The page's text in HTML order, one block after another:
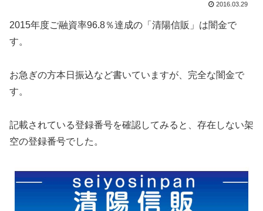
2016.03.29
2015年度ご融資率96.8％達成の「清陽信販」は闇金で
す。
お急ぎの方本日振込など書いていますが、完全な闇金で
す。
記載されている登録番号を確認してみると、存在しない架
空の登録番号でした。